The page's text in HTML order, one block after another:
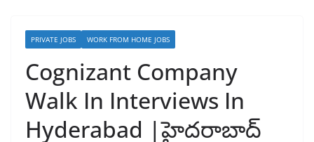
PRIVATE JOBS WORK FROM HOME JOBS
Cognizant Company
Walk In Interviews In
Hyderabad |హైదరాబాద్